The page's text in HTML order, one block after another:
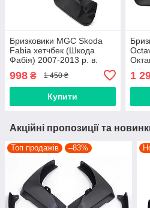
Бризковики MGC Skoda
Fabia хетчбек (Шкода
Фабія) 2007-2013 р. в.
комплект 4 шт KEA700001,
KEA710001
998 ₴ 1 450 ₴
Купити
1
Акційні пропозиції та
Топ продажів –83%